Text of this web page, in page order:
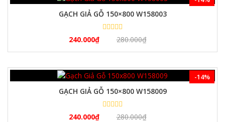
GẠCH GIẢ GỖ 150×800 W158003
240.000₫ 280.000₫
GẠCH GIẢ GỖ 150×800 W158009
240.000₫ 280.000₫
-14%